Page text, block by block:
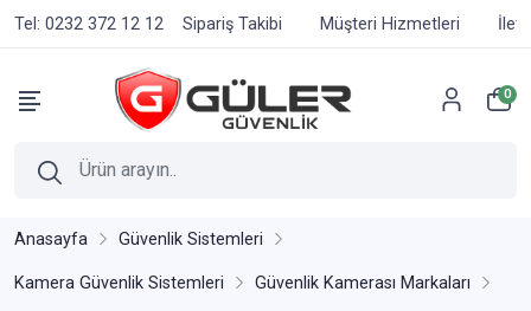
Tel: 0232 372 12 12 Sipariş Takibi Müşteri Hizmetleri
0
Anasayfa Güvenlik Sistemleri
Kamera Güvenlik Sistemleri Güvenlik Kamerası Markaları